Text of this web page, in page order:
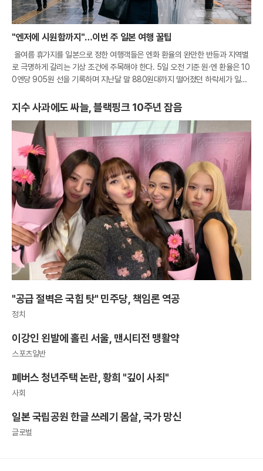
"엔저에 시원함까지"…이번 주 일본 여행 꿀팁
올여름 휴가지를 일본으로 정한 여행객들은 엔화 환율의 완만한 반등과 지역별
로 극명하게 갈리는 기상 조건에 주목해야 한다. 5일 오전 기준 원·엔 환율은 10
0엔당 905원 선을 기록하며 지난달 말 880원대까지 떨어졌던 하락세가 일단
지수 사과에도 싸늘, 블랙핑크 10주년 잡음
"공급 절벽은 국힘 탓" 민주당, 책임론 역공
정치
이강인 왼발에 홀린 서울, 맨시티전 맹활약
스포츠일반
폐버스 청년주택 논란, 황희 "깊이 사죄"
사회
일본 국립공원 한글 쓰레기 몸살, 국가 망신
글로벌